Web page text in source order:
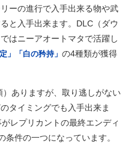
ーの進行で入手出来る物や武
と入手出来ます。DLC（ダウ
はニーアオートマタで活躍し
」 「白の矜持」 の4種類が獲得
ありますが、取り逃しがない
タイミングでも入手出来ま
レプリカントの最終エンディ
件の一つになっています。